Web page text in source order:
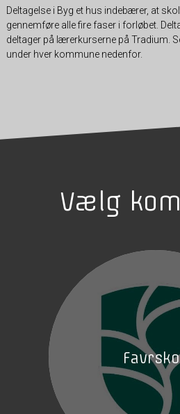
Deltagelse i Byg et hus indebærer, at
gennemføre alle fire faser i forløbet.
deltager på lærerkurserne på Tradium.
under hver kommune nedenfor.
Vælg